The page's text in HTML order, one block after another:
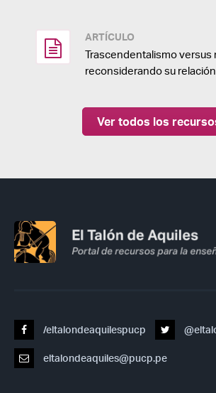
ARTÍCULO
Trascendentalismo versus
reconsiderando su relación
Ver todos los
/eltalondeaquilespucp
eltalondeaquiles@pucp.pe